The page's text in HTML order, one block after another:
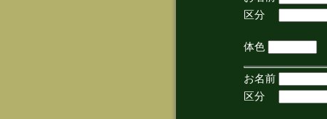
区分
(手
体色
お名前
区分
(手